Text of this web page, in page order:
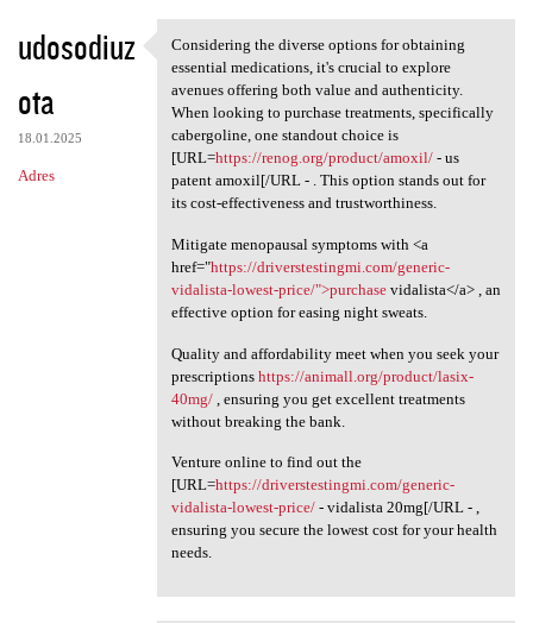
r
z
e
udosodiuz
ota
18.01.2025
Adres
Considering the diverse
Considering the diverse options for obtaining
essential medications, it's crucial to explore
avenues offering both value and authenticity.
When looking to purchase treatments, specifically
cabergoline, one standout choice is
[URL=https://renog.org/product/amoxil/- us
patent amoxil[/URL - . This option stands out for
its cost-effectiveness and trustworthiness.
Mitigate menopausal symptoms with <a
href="https://driverstestingmi.com/generic-
vidalista-lowest-price/">purchasevidalista</a> , an
effective option for easing night sweats.
Quality and affordability meet when you seek your
prescriptions https://animall.org/product/lasix-
40mg/, ensuring you get excellent treatments
without breaking the bank.
Venture online to find out the
[URL=https://driverstestingmi.com/generic-
vidalista-lowest-price/- vidalista 20mg[/URL - ,
ensuring you secure the lowest cost for your health
needs.